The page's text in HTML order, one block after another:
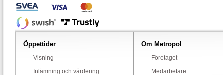
Öppettider
Visning
Inlämning och värdering
Om Metropol
Företaget
Medarbetare